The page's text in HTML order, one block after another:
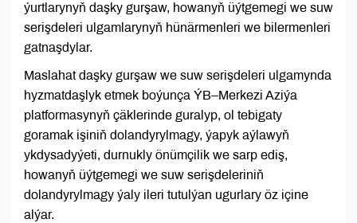
ýurtlarynyň daşky gurşaw, howanyň üýtgemegi we suw
serişdeleri ulgamlarynyň hünärmenleri we bilermenleri
gatnaşdylar.
Maslahat daşky gurşaw we suw serişdeleri ulgamynda
hyzmatdaşlyk etmek boýunça ÝB–Merkezi Aziýa
platformasynyň çäklerinde guralyp, ol tebigaty
goramak işiniň dolandyrylmagy, ýapyk aýlawyň
ykdysadyýeti, durnukly önümçilik we sarp ediş,
howanyň üýtgemegi we suw serişdeleriniň
dolandyrylmagy ýaly ileri tutulýan ugurlary öz içine
alýar.